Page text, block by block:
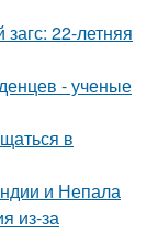
22-летняя
- ученые
в
и Непала
из-за